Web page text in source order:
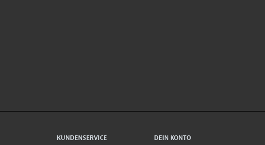
KUNDENSERVICE DEIN KONTO